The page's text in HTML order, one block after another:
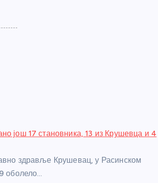
још 17 становника, 13 из Крушевца и 4
здравље Крушевац, у Расинском
оболело…